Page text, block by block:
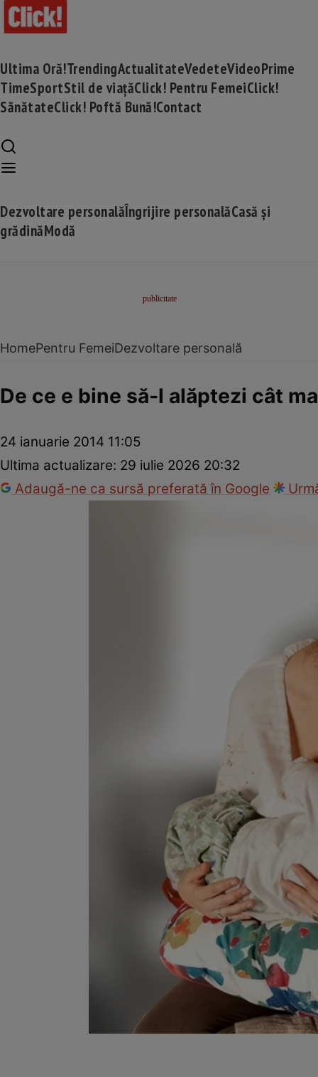
Ultima Oră!TrendingActualitateVedeteVideoPrime
TimeSportStil de viațăClick! Pentru FemeiClick!
SănătateClick! Poftă Bună!Contact
Dezvoltare personalăÎngrijire personalăCasă și
grădinăModă
HomePentru FemeiDezvoltare personală
De ce e bine să-l alăptezi cât
24 ianuarie 2014 11:05
Ultima actualizare: 29 iulie 2026 20:32
Adaugă-ne ca sursă preferată în Google